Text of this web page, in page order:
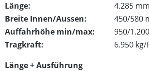
Länge:
4.285 mm
Breite Innen/Aussen:
450/580
Auffahrhöhe min/max:
950/
Tragkraft:
6.950 kg/
Länge + Ausführung